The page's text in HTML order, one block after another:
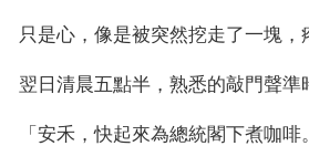
只是心，像是被突然挖走了一塊，
翌日清晨五點半，熟悉的敲門聲準
「安禾，快起來為總統閣下煮咖